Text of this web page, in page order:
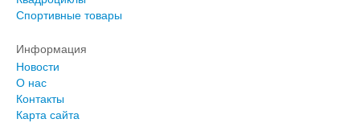
Спортивные товары
Информация
Новости
О нас
Контакты
Карта сайта